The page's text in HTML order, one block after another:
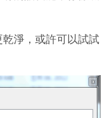
淨，或許可以試試